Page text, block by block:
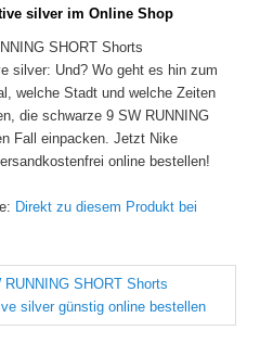
silver im Online Shop
SHORT Shorts
silver: Und? Wo geht es hin zum
welche Stadt und welche Zeiten
die schwarze 9 SW RUNNING
Fall einpacken. Jetzt Nike
online bestellen!
Direkt zu diesem Produkt bei